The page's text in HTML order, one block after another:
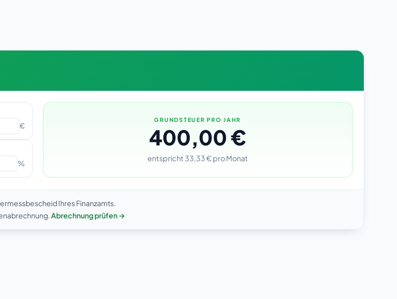
€
%
GRUNDSTEUER PRO JAHR
400,00 €
entspricht 33,33 € pro Monat
Ihres Finanzamts.
Abrechnung prüfen →